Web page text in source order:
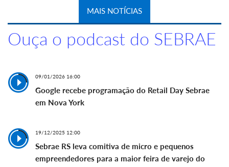
MAIS NOTÍCIAS
Ouça o podcast do SEBRAE
09/01/2026 16:00
Google recebe programação do Retail Day Sebrae
em Nova York
19/12/2025 12:00
Sebrae RS leva comitiva de micro e pequenos
empreendedores para a maior feira de varejo do